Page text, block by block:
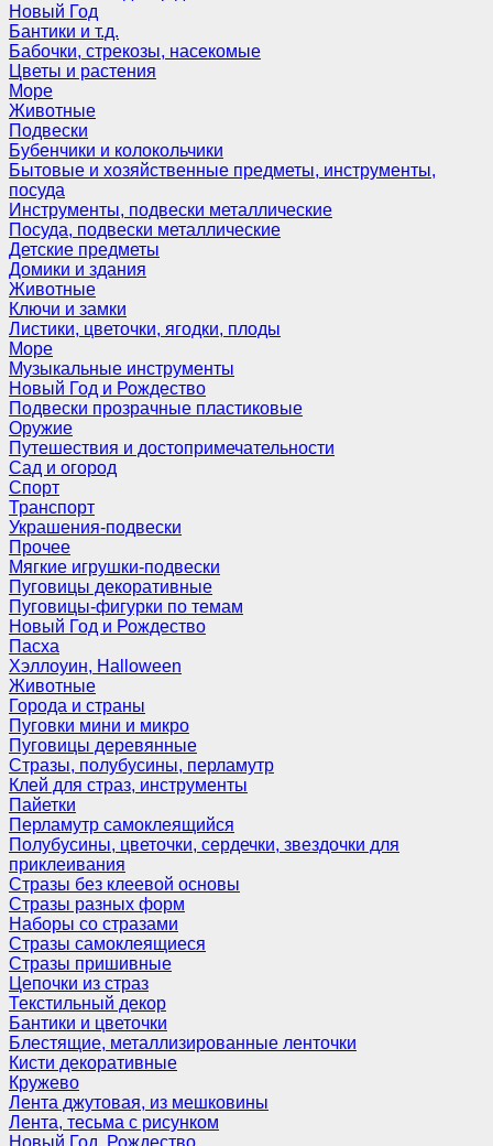
Новый Год
Бантики и т.д.
Бабочки, стрекозы, насекомые
Цветы и растения
Море
Животные
Подвески
Бубенчики и колокольчики
Бытовые и хозяйственные предметы, инструменты,
посуда
Инструменты, подвески металлические
Посуда, подвески металлические
Детские предметы
Домики и здания
Животные
Ключи и замки
Листики, цветочки, ягодки, плоды
Море
Музыкальные инструменты
Новый Год и Рождество
Подвески прозрачные пластиковые
Оружие
Путешествия и достопримечательности
Сад и огород
Спорт
Транспорт
Украшения-подвески
Прочее
Мягкие игрушки-подвески
Пуговицы декоративные
Пуговицы-фигурки по темам
Новый Год и Рождество
Пасха
Хэллоуин, Halloween
Животные
Города и страны
Пуговки мини и микро
Пуговицы деревянные
Стразы, полубусины, перламутр
Клей для страз, инструменты
Пайетки
Перламутр самоклеящийся
Полубусины, цветочки, сердечки, звездочки для
приклеивания
Стразы без клеевой основы
Стразы разных форм
Наборы со стразами
Стразы самоклеящиеся
Стразы пришивные
Цепочки из страз
Текстильный декор
Бантики и цветочки
Блестящие, металлизированные ленточки
Кисти декоративные
Кружево
Лента джутовая, из мешковины
Лента, тесьма с рисунком
Новый Год, Рождество